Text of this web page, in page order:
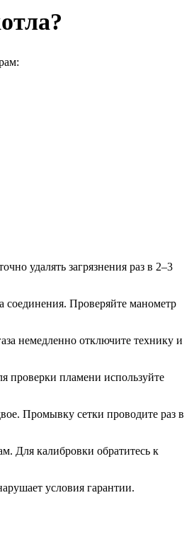
удалять загрязнения раз в 2–3
соединения. Проверяйте манометр
немедленно отключите технику и
проверки пламени используйте
Промывку сетки проводите раз в
Для калибровки обратитесь к
условия гарантии.